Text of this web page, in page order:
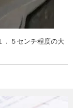
．５センチ程度の大